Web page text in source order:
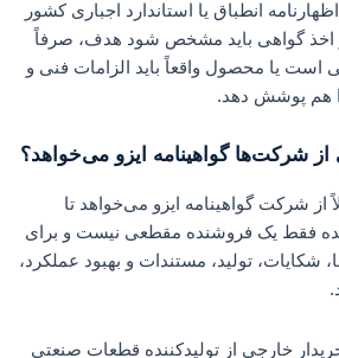
انطباق یا استاندارد اجباری کشور
اخذ گواهی باید مشخص شود هدف، صرفاً
است یا محصول واقعاً باید الزامات فنی و
هم پوشش دهد.
شرکت‌ها گواهینامه ایزو می‌خواهد؟
شرکت گواهینامه ایزو می‌خواهد تا
فقط یک فروشنده مقطعی نیست و برای
شکایات، تولید، مستندات و بهبود عملکرد،
خارجی از تولیدکننده قطعات صنعتی